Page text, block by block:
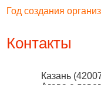
Год создания
Контакты
Казань (